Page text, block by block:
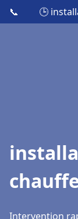
📞 🕒
Intervention